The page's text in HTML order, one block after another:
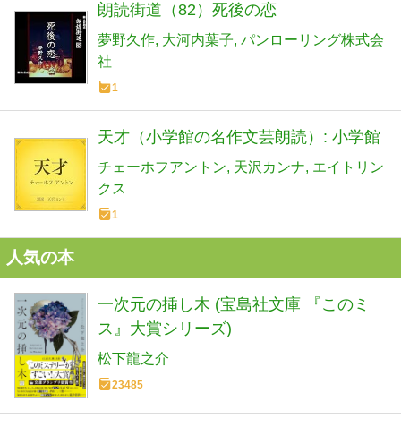
朗読街道（82）死後の恋
夢野久作 大河内葉子 パンローリング株式会
社
1
天才（小学館の名作文芸朗読）: 小学館
チェーホフアントン 天沢カンナ エイトリン
クス
1
人気の本
一次元の挿し木 (宝島社文庫 『このミ
ス』大賞シリーズ)
松下龍之介
23485